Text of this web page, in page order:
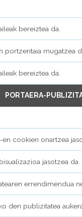
bereiztea da.
portzentaia mugatzea
bereiztea da.
PORTAERA-
cookien onartzea
jasotzea da.
errendimendua
den publizitatea